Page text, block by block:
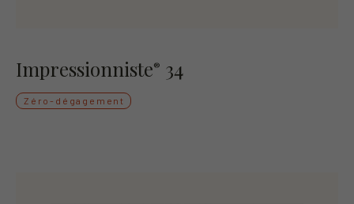
Impressionniste® 34
Zéro-dégagement